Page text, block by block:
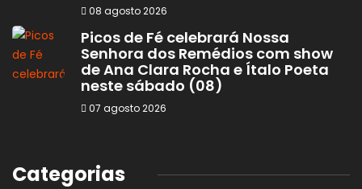
08 agosto 2026
Picos de Fé celebrará Nossa
Senhora dos Remédios com show
de Ana Clara Rocha e Ítalo Poeta
neste sábado (08)
07 agosto 2026
Categorias